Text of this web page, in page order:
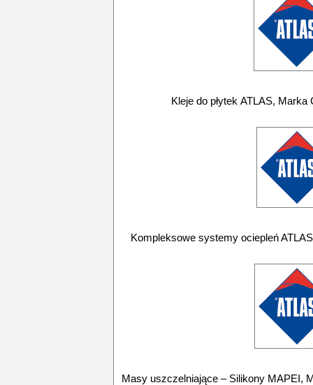
Kleje do płytek ATLAS,
Kompleksowe systemy ociepleń
Masy uszczelniające – Silikony MAPEI,